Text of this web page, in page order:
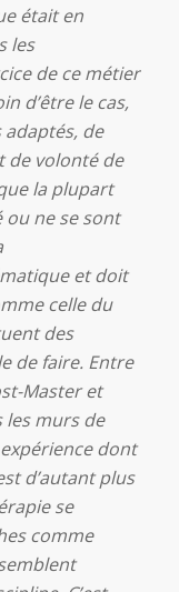
était en
les
de ce métier
d’être le cas,
de
de volonté de
la plupart
ne se sont
et doit
celle du
des
de faire. Entre
Master et
les murs de
dont
d’autant plus
se
comme